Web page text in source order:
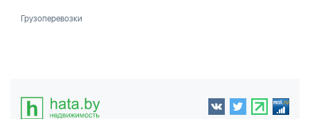
Грузоперевозки